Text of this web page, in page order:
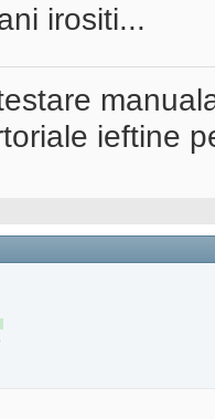
irositi...
ieftine